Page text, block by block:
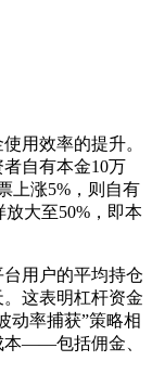
用效率的提升。
自有本金10万
上涨5%，则自有
放大至50%，即本
台用户的平均持仓
这表明杠杆资金
动率捕获”策略相
本——包括佣金、